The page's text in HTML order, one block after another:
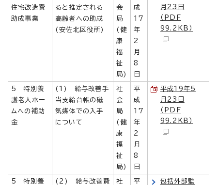
住宅改造費
助成事業
ると推定される
高齢者への助成
(安佐北区役所)
会
局
(健
康
福
祉
局)
成
17
年
2
月
8
日
月23日
（PDF
99.2KB）
5 特別養
護老人ホー
ムへの補助
金
(1) 給与改善手
当支給台帳の磁
気媒体での入手
について
社
会
局
(健
康
福
祉
局)
平
成
17
年
2
月
8
日
平成19年5
月23日
（PDF
99.2KB）
5 特別養
(2) 給与改善費
社
平
包括外部監